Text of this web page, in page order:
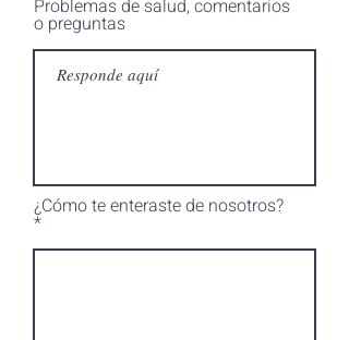
Problemas de salud, comentarios
o preguntas
¿Cómo te enteraste de nosotros?